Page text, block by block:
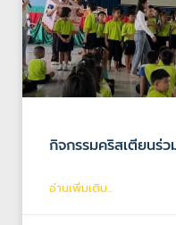
กิจกรรมคริสเตียนร่ว
อ่านเพิ่มเติม...